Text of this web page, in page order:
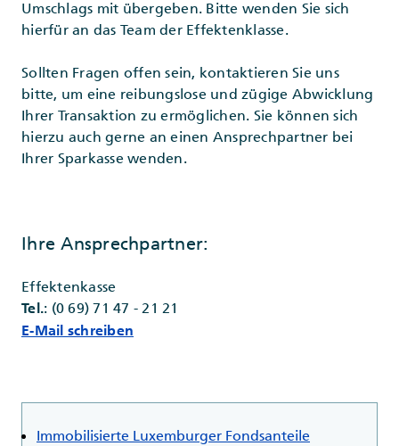
Umschlags mit übergeben. Bitte wenden Sie sich
hierfür an das Team der Effektenklasse.
Sollten Fragen offen sein, kontaktieren Sie uns
bitte, um eine reibungslose und zügige Abwicklung
Ihrer Transaktion zu ermöglichen. Sie können sich
hierzu auch gerne an einen Ansprechpartner bei
Ihrer Sparkasse wenden.
Ihre Ansprechpartner:
Effektenkasse
Tel.: (0 69) 71 47 - 21 21
E-Mail schreiben
Immobilisierte Luxemburger Fondsanteile